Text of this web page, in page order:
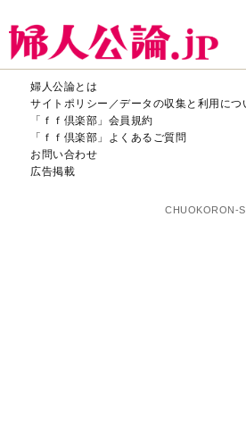
婦人公論とは
サイトポリシー／データの収集と利用につ
「ｆｆ倶楽部」会員規約
「ｆｆ倶楽部」よくあるご質問
お問い合わせ
広告掲載
CHUOKORON-